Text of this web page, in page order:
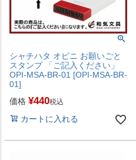
シャチハタ オピニ お願いごと
スタンプ 「ご記入ください」
OPI-MSA-BR-01 [OPI-MSA-BR-
01]
価格 ¥440税込
カートに入れる